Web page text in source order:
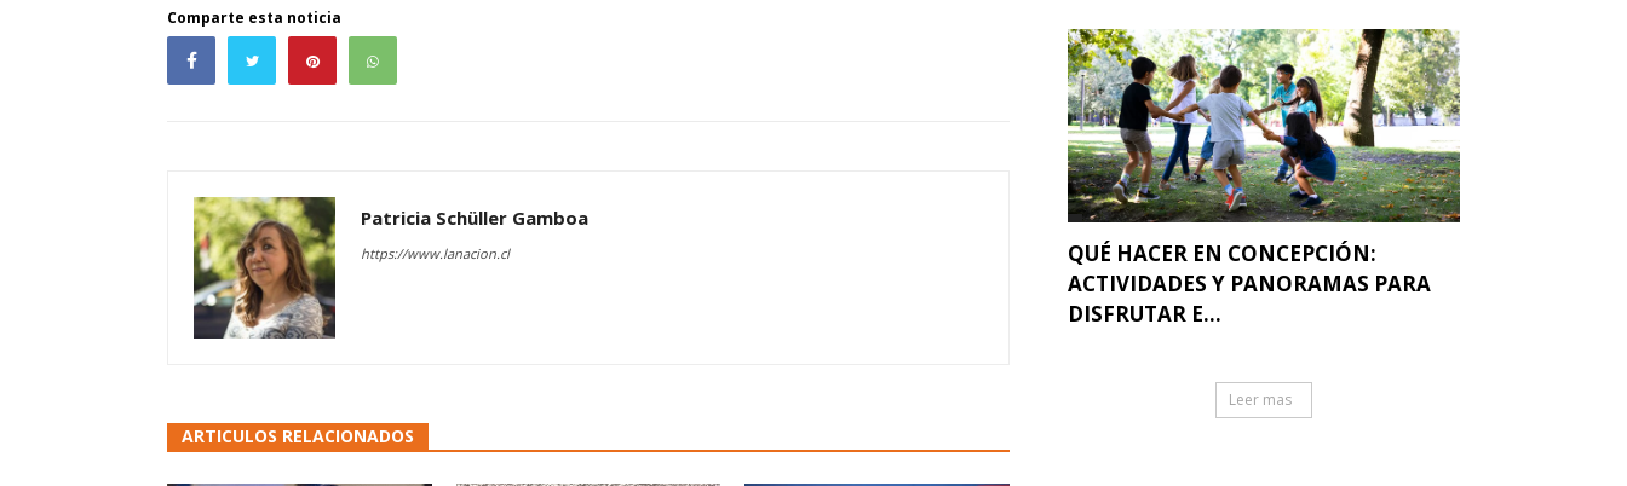
Comparte esta noticia
Patricia Schüller Gamboa
https://www.lanacion.cl
ARTICULOS RELACIONADOS
QUÉ HACER EN CONCEPCIÓN:
ACTIVIDADES Y PANORAMAS PARA
DISFRUTAR E...
Leer mas